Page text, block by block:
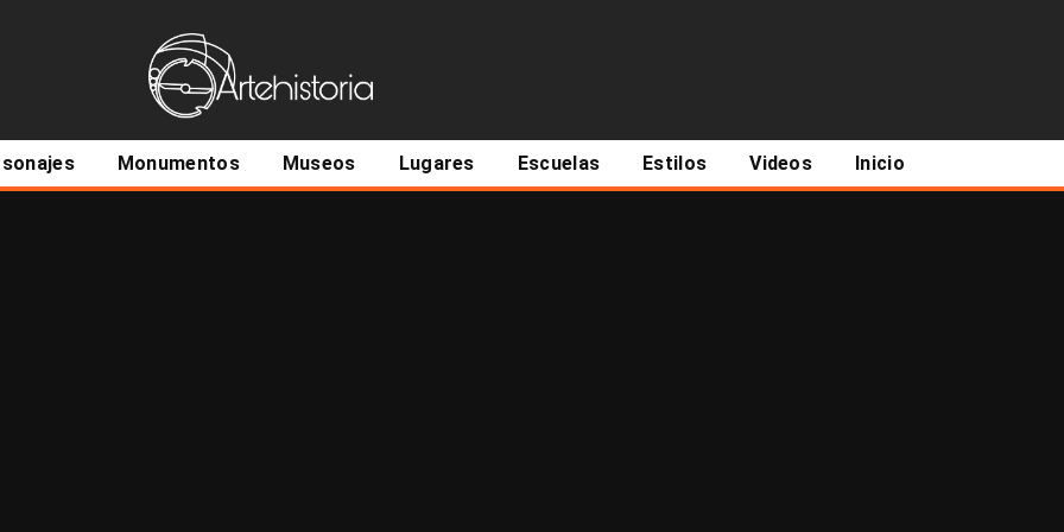
Monumentos Museos Lugares Escuelas Estilos Videos Inicio